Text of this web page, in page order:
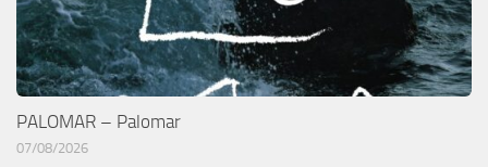
PALOMAR – Palomar
07/08/2026